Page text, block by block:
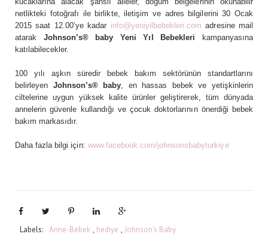
netlikteki fotoğrafı ile birlikte, iletişim ve adres bilgilerini 30 Ocak
2015 saat 12.00’ye kadar info@yeniyilbebekleri.com adresine mail
atarak Johnson’s® baby Yeni Yıl Bebekleri kampanyasına
katılabilecekler.
100 yılı aşkın süredir bebek bakım sektörünün standartlarını
belirleyen Johnson’s® baby, en hassas bebek ve yetişkinlerin
ciltelerine uygun yüksek kalite ürünler geliştirerek, tüm dünyada
annelerin güvenle kullandığı ve çocuk doktorlarının önerdiği bebek
bakım markasıdır.
Daha fazla bilgi için: www.facebook.com/johnsonsbabyturkiye
Labels: Anne-Bebek , hediye , Johnson's Baby